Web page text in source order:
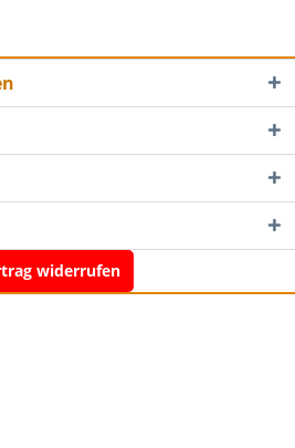
widerrufen